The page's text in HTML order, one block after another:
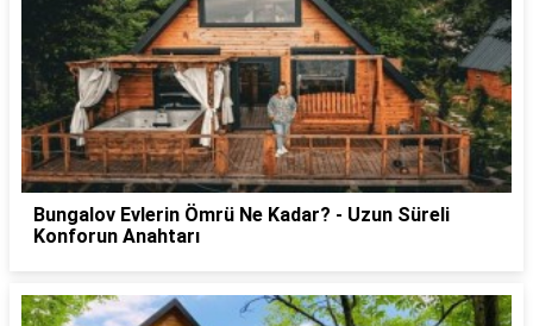
Bungalov Evlerin Ömrü Ne Kadar? - Uzun Süreli
Konforun Anahtarı